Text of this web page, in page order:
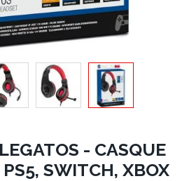
- CASQUE
SWITCH, XBOX